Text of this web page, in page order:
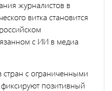
журналистов в
витка становится
с ИИ в медиа
стран с ограниченными
позитивный